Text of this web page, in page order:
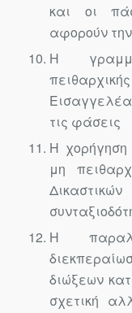
και οι
αφορούν
Η
τις φάσεις
Η
μη
Η
διώξεων
σχετική